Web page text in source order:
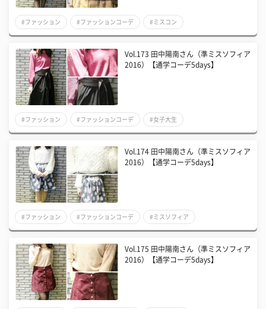
#ファッション #ファッションコーデ #ミスコン
Vol.173 田中陽南さん（準ミスソフィア
2016）【通学コーデ5days】
#ファッション #ファッションコーデ #女子大生
Vol.174 田中陽南さん（準ミスソフィア
2016）【通学コーデ5days】
#ファッション #ファッションコーデ #ミスソフィア
Vol.175 田中陽南さん（準ミスソフィア
2016）【通学コーデ5days】